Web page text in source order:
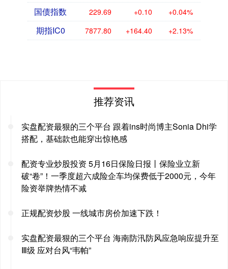
国债指数 229.69 +0.10 +0.04%
期指IC0 7877.80 +164.40 +2.13%
推荐资讯
实盘配资最狠的三个平台 跟着ins时尚博主Sonia Dhi学
搭配，基础款也能穿出惊艳感
配资专业炒股投资 5月16日保险日报丨保险业立新
破“卷”！一季度超六成险企车均保费低于2000元，今年
险资举牌热情不减
正规配资炒股 一线城市房价加速下跌！
实盘配资最狠的三个平台 海南防汛防风应急响应提升至
Ⅲ级 应对台风“韦帕”